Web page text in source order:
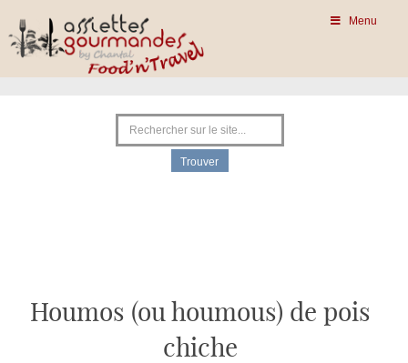
Menu
Houmos (ou houmous) de pois
chiche